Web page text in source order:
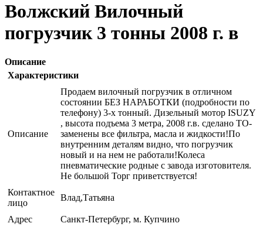
Волжский Вилочный
погрузчик 3 тонны 2008 г. в
Описание
Характеристики
Описание
Продаем вилочный погрузчик в отличном
состоянии БЕЗ НАРАБОТКИ (подробности по
телефону) 3-х тонный. Дизельный мотор ISUZY
, высота подъема 3 метра, 2008 г.в. сделано ТО-
заменены все фильтра, масла и жидкости!По
внутренним деталям видно, что погрузчик
новый и на нем не работали!Колеса
пневматические родные с завода изготовителя.
Не большой Торг приветствуется!
Контактное
лицо
Влад,Татьяна
Адрес Санкт-Петербург, м. Купчино